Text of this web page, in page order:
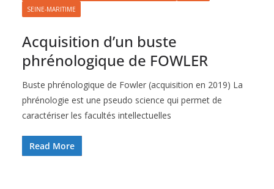
SEINE-MARITIME
Acquisition d’un buste
phrénologique de FOWLER
Buste phrénologique de Fowler (acquisition en 2019) La
phrénologie est une pseudo science qui permet de
caractériser les facultés intellectuelles
Read More